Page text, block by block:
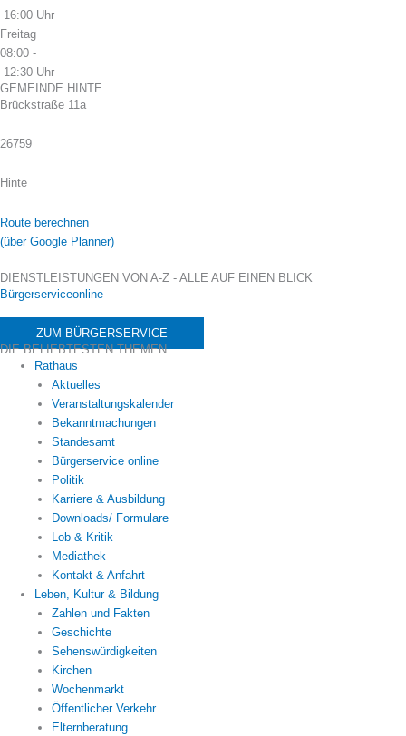
16:00 Uhr
Freitag
08:00 -
12:30 Uhr
GEMEINDE HINTE
Brückstraße 11a
26759
Hinte
Route berechnen
(über Google Planner)
DIENSTLEISTUNGEN VON A-Z - ALLE AUF EINEN BLICK
Bürgerserviceonline
ZUM BÜRGERSERVICE
DIE BELIEBTESTEN THEMEN
Rathaus
Aktuelles
Veranstaltungskalender
Bekanntmachungen
Standesamt
Bürgerservice online
Politik
Karriere & Ausbildung
Downloads/ Formulare
Lob & Kritik
Mediathek
Kontakt & Anfahrt
Leben, Kultur & Bildung
Zahlen und Fakten
Geschichte
Sehenswürdigkeiten
Kirchen
Wochenmarkt
Öffentlicher Verkehr
Elternberatung